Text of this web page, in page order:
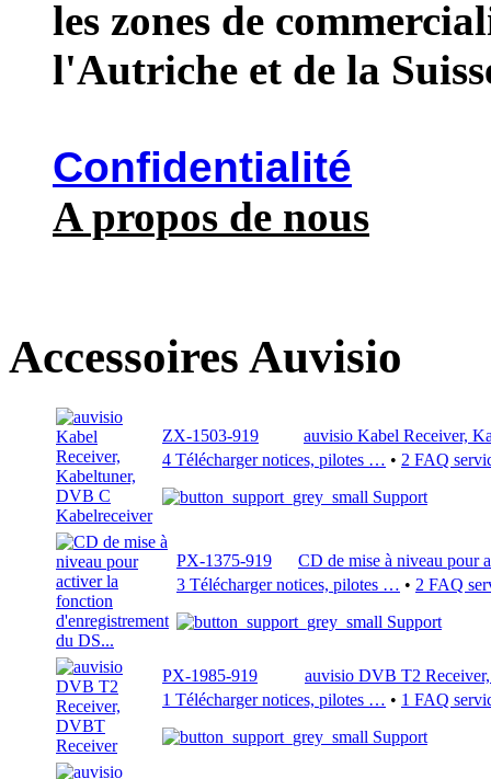
les zones de
l'Autriche et de la
Confidentialité
A propos de nous
Accessoires Auvisio
ZX-1503-919
auvisio Kabel Receiver,
4 Télécharger notices, pilotes … • 2 FAQ
Support
PX-1375-919
CD de mise à niveau pour
3 Télécharger notices, pilotes … • 2 FAQ
Support
PX-1985-919
auvisio DVB T2
1 Télécharger notices, pilotes … • 1 FAQ
Support